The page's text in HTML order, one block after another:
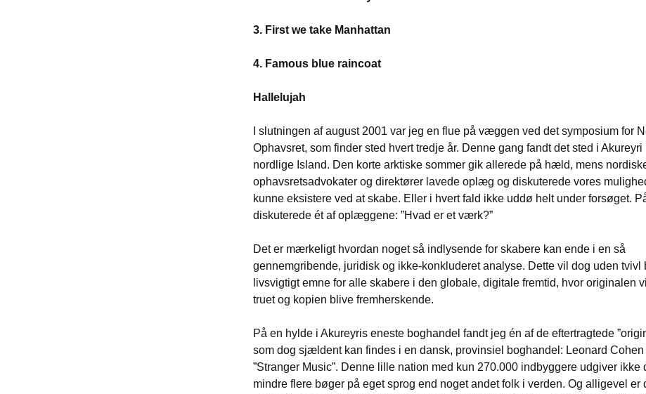
3. First we take Manhattan
4. Famous blue raincoat
Hallelujah
I slutningen af august 2001 var jeg en flue på væggen ved det symposium for
Ophavsret, som finder sted hvert tredje år. Denne gang fandt det sted i Akureyri
nordlige Island. Den korte arktiske sommer gik allerede på hæld, mens
ophavsretsadvokater og direktører lavede oplæg og diskuterede vores
kunne eksistere ved at skabe. Eller i hvert fald ikke uddø helt under forsøget.
diskuterede ét af oplæggene: ”Hvad er et værk?”
Det er mærkeligt hvordan noget så indlysende for skabere kan ende i en så
gennemgribende, juridisk og ikke-konkluderet analyse. Dette vil dog uden tvivl
livsvigtigt emne for alle skabere i den globale, digitale fremtid, hvor originalen
truet og kopien blive fremherskende.
På en hylde i Akureyris eneste boghandel fandt jeg én af de eftertragtede
som dog sjældent kan findes i en dansk, provinsiel boghandel: Leonard Cohen
”Stranger Music”. Denne lille nation med kun 270.000 indbyggere udgiver ikke
mindre flere bøger på eget sprog end noget andet folk i verden. Og alligevel er